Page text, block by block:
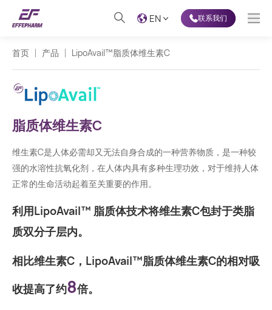
EN 联系我们
首页 产品 LipoAvail™脂质体维生素C
脂质体维生素C
维生素C是人体必需却又无法自身合成的一种营养物质，是一种较
强的水溶性抗氧化剂，在人体内具有多种生理功效，对于维持人体
正常的生命活动起着至关重要的作用。
利用LipoAvail™ 脂质体技术将维生素C包封于类脂
质双分子层内。
相比维生素C，LipoAvail™脂质体维生素C的相对吸
收提高了约8倍。